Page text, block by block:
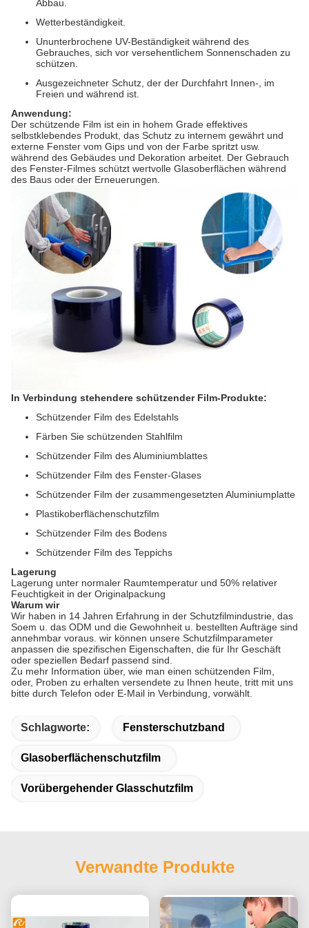
Abbau.
Wetterbeständigkeit.
Ununterbrochene UV-Beständigkeit während des
Gebrauches, sich vor versehentlichem Sonnenschaden zu
schützen.
Ausgezeichneter Schutz, der der Durchfahrt Innen-, im
Freien und während ist.
Anwendung:
Der schützende Film ist ein in hohem Grade effektives
selbstklebendes Produkt, das Schutz zu internem gewährt und
externe Fenster vom Gips und von der Farbe spritzt usw.
während des Gebäudes und Dekoration arbeitet. Der Gebrauch
des Fenster-Filmes schützt wertvolle Glasoberflächen während
des Baus oder der Erneuerungen.
In Verbindung stehendere schützender Film-Produkte:
Schützender Film des Edelstahls
Färben Sie schützenden Stahlfilm
Schützender Film des Aluminiumblattes
Schützender Film des Fenster-Glases
Schützender Film der zusammengesetzten Aluminiumplatte
Plastikoberflächenschutzfilm
Schützender Film des Bodens
Schützender Film des Teppichs
Lagerung
Lagerung unter normaler Raumtemperatur und 50% relativer
Feuchtigkeit in der Originalpackung
Warum wir
Wir haben in 14 Jahren Erfahrung in der Schutzfilmindustrie, das
Soem u. das ODM und die Gewohnheit u. bestellten Aufträge sind
annehmbar voraus. wir können unsere Schutzfilmparameter
anpassen die spezifischen Eigenschaften, die für Ihr Geschäft
oder speziellen Bedarf passend sind.
Zu mehr Information über, wie man einen schützenden Film,
oder, Proben zu erhalten versendete zu Ihnen heute, tritt mit uns
bitte durch Telefon oder E-Mail in Verbindung, vorwählt.
Schlagworte: Fensterschutzband
Glasoberflächenschutzfilm
Vorübergehender Glasschutzfilm
Verwandte Produkte